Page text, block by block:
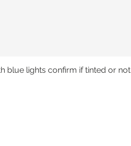
blue lights confirm if tinted or not